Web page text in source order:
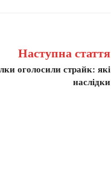
Наступна стаття
оголосили страйк: які
наслідки